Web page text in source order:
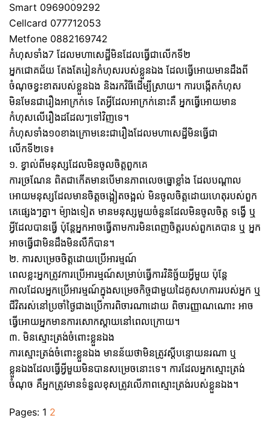
Smart 0969009292
Cellcard 077712053
Metfone 0882169742
កំហុសទាំង7 ដែលមហាសេដ្ឋីមិនដែលធ្វើជាលើកទី២
អ្នកជោគជ័យ តែងតែរៀនកំហុសរបស់ខ្លួនឯង ដែលធ្វើអោយមានដឹងពី
ចំណុចខ្វះខាតរបស់ខ្លួនឯង និងរកវិធីដើម្បីស្រាយ។ ការបង្កើតកំហុស
មិនមែនជារឿងអាក្រក់ទេ តែអ្វីដែលអាក្រក់នោះគឺ អ្នកធ្វើអោយមាន
កំហុសលើរឿងដដែលៗទៅវិញទេ។
កំហុសទាំង១០ខាងក្រោមនេះជារឿងដែលមហាសេដ្ឋីមិនធ្វើជា
លើកទី២ទេ៖
១. ខ្វាល់ពីមនុស្សដែលមិនចូលចិត្តពួកគេ
ការច្រណែន ពិតជាកើតមានបើមានភាពលេចធ្នោខ្លាំង ដែលបណ្ដាល
អោយមនុស្សដែលមានចិត្តចង្អៀតចង្អល់ មិនចូលចិត្តដោយហេតុរបស់ពួក
គេផ្សេងៗគ្នា។ ម៉្យាងទៀត មានមនុស្សមួយចំនួនដែលមិនចូលចិត្ត ទង្វើ ឬ
អ្វីដែលបានធ្វើ ប៉ុន្តែអ្នកអាចធ្វើតាមការមិនពេញចិត្តរបស់ពួកគេបាន ឬ អ្នក
អាចធ្វើជាមិនដឹងមិនលឺក៏បាន។
២. ការសម្រេចចិត្តដោយប្រើអារម្មណ៍
ពេលខ្លះអ្នកត្រូវការប្រើអារម្មណ៍សម្រាប់ធ្វើការវិនិច្ឆ័យអ្វីមួយ ប៉ុន្តែ
កាលដែលអ្នកប្រើអារម្មណ៍ក្នុងសម្រេចកិច្ចជាមួយដៃគូសហការរបស់អ្នក ឬ
ជីវិតរស់នៅប្រចាំថ្ងៃជាងប្រើការពិចារណាដោយ ពិចារញ្ញាណណោះ អាច
ធ្វើអោយអ្នកមានការសោកស្ដាយនៅពេលក្រោយ។
៣. មិនស្មោះត្រង់ចំពោះខ្លួនឯង
ការស្មោះត្រង់ចំពោះខ្លួនឯង មានន័យថាមិនត្រូវស្ដីបន្ទោយនរណា ឬ
ខ្លួនឯងដែលធ្វើអ្វីមួយមិនបានសម្រេចនោះទេ។ ការដែលអ្នកស្មោះត្រង់
ចំណុច គឺអ្នកត្រូវមានទំនួលខុសត្រូវលើភាពស្មោះត្រង់របស់ខ្លួនឯង។
Pages: 1 2